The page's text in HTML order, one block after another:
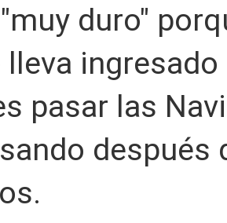
duro"
lleva
pasar las
después